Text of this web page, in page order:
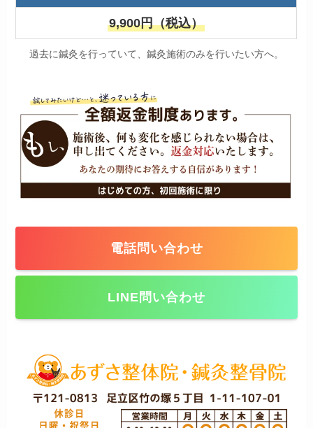
9,900円（税込）
過去に鍼灸を行っていて、鍼灸施術のみを行いたい方へ。
電話問い合わせ
LINE問い合わせ